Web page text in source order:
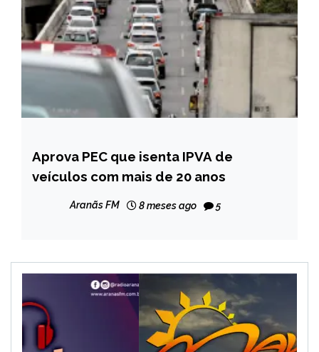
BRASIL
MINAS
Aprova PEC que isenta IPVA de
veículos com mais de 20 anos
Aranãs FM 8 meses ago 5